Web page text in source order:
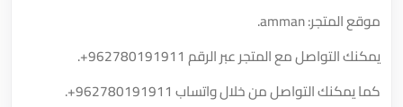
موقع المتجر: amman.
يمكنك التواصل مع المتجر عبر الرقم +962780191911
.
كما يمكنك التواصل من خلال واتساب +962780191911
.